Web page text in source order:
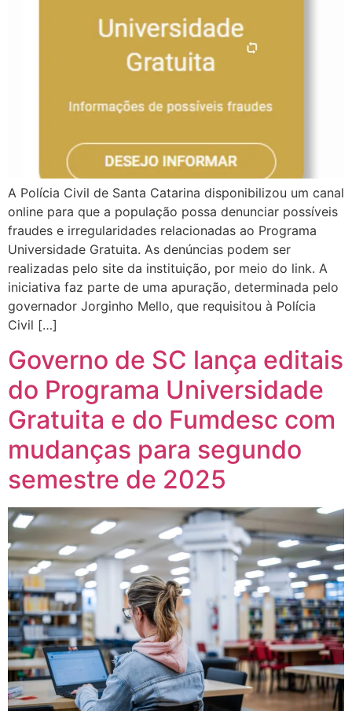
A Polícia Civil de Santa Catarina disponibilizou um canal
online para que a população possa denunciar possíveis
fraudes e irregularidades relacionadas ao Programa
Universidade Gratuita. As denúncias podem ser
realizadas pelo site da instituição, por meio do link. A
iniciativa faz parte de uma apuração, determinada pelo
governador Jorginho Mello, que requisitou à Polícia
Civil […]
Governo de SC lança editais
do Programa Universidade
Gratuita e do Fumdesc com
mudanças para segundo
semestre de 2025